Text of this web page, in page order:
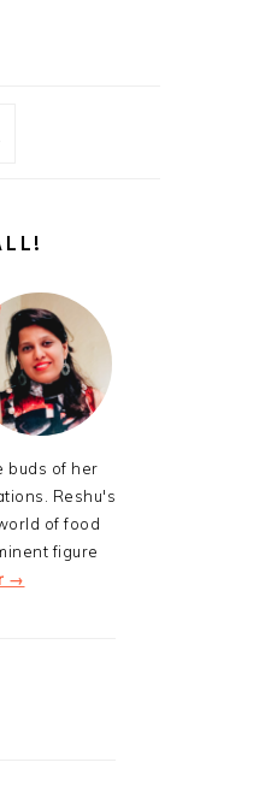
buds of her
Reshu's
of food
figure
→